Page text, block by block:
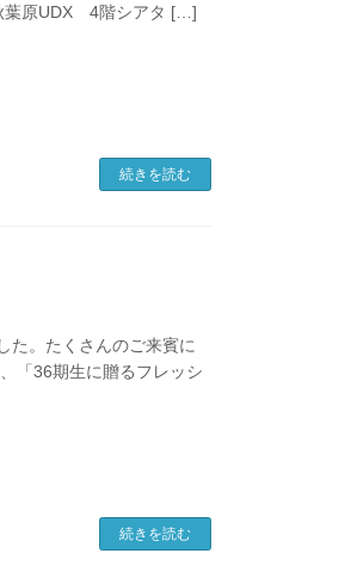
葉原UDX 4階シアタ […]
続きを読む
た。たくさんのご来賓に
「36期生に贈るフレッシ
続きを読む